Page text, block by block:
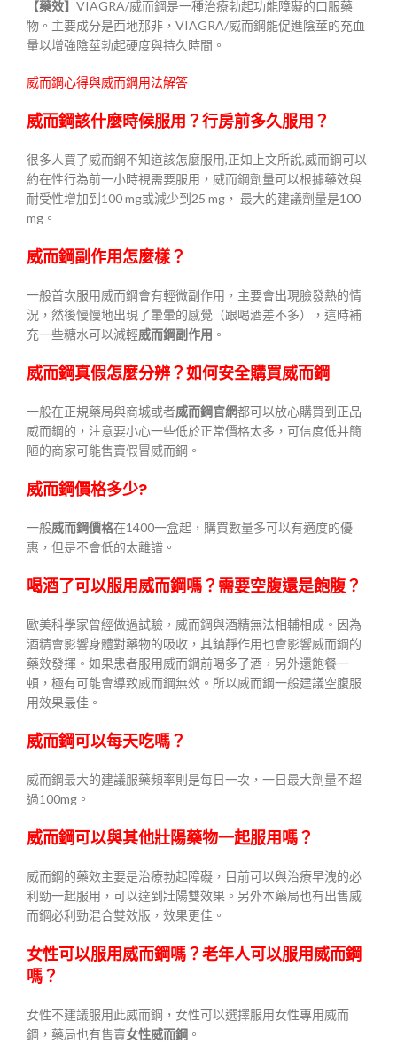
【藥效】 VIAGRA/威而鋼是一種治療勃起功能障礙的口服藥
物。主要成分是西地那非，VIAGRA/威而鋼能促進陰莖的充血
量以增強陰莖勃起硬度與持久時間。
威而鋼心得與威而鋼用法解答
威而鋼該什麼時候服用？行房前多久服用？
很多人買了威而鋼不知道該怎麼服用,正如上文所說,威而鋼可以
約在性行為前一小時視需要服用，威而鋼劑量可以根據藥效與
耐受性增加到100 mg或減少到25 mg， 最大的建議劑量是100
mg。
威而鋼副作用怎麼樣？
一般首次服用威而鋼會有輕微副作用，主要會出現臉發熱的情
況，然後慢慢地出現了暈暈的感覺（跟喝酒差不多），這時補
充一些糖水可以減輕威而鋼副作用 。
威而鋼真假怎麼分辨？如何安全購買威而鋼
一般在正規藥局與商城或者威而鋼官網都可以放心購買到正品
威而鋼的，注意要小心一些低於正常價格太多，可信度低并簡
陋的商家可能售賣假冒威而鋼。
威而鋼價格多少?
一般威而鋼價格在1400一盒起，購買數量多可以有適度的優
惠，但是不會低的太離譜。
喝酒了可以服用威而鋼嗎？需要空腹還是飽腹？
歐美科學家曾經做過試驗，威而鋼與酒精無法相輔相成。因為
酒精會影響身體對藥物的吸收，其鎮靜作用也會影響威而鋼的
藥效發揮。如果患者服用威而鋼前喝多了酒，另外還飽餐一
頓，極有可能會導致威而鋼無效。所以威而鋼一般建議空腹服
用效果最佳。
威而鋼可以每天吃嗎？
威而鋼最大的建議服藥頻率則是每日一次，一日最大劑量不超
過100mg。
威而鋼可以與其他壯陽藥物一起服用嗎？
威而鋼的藥效主要是治療勃起障礙，目前可以與治療早洩的必
利勁一起服用，可以達到壯陽雙效果。另外本藥局也有出售威
而鋼必利勁混合雙效版，效果更佳。
女性可以服用威而鋼嗎？老年人可以服用威而鋼
嗎？
女性不建議服用此威而鋼，女性可以選擇服用女性專用威而
鋼，藥局也有售賣女性威而鋼 。